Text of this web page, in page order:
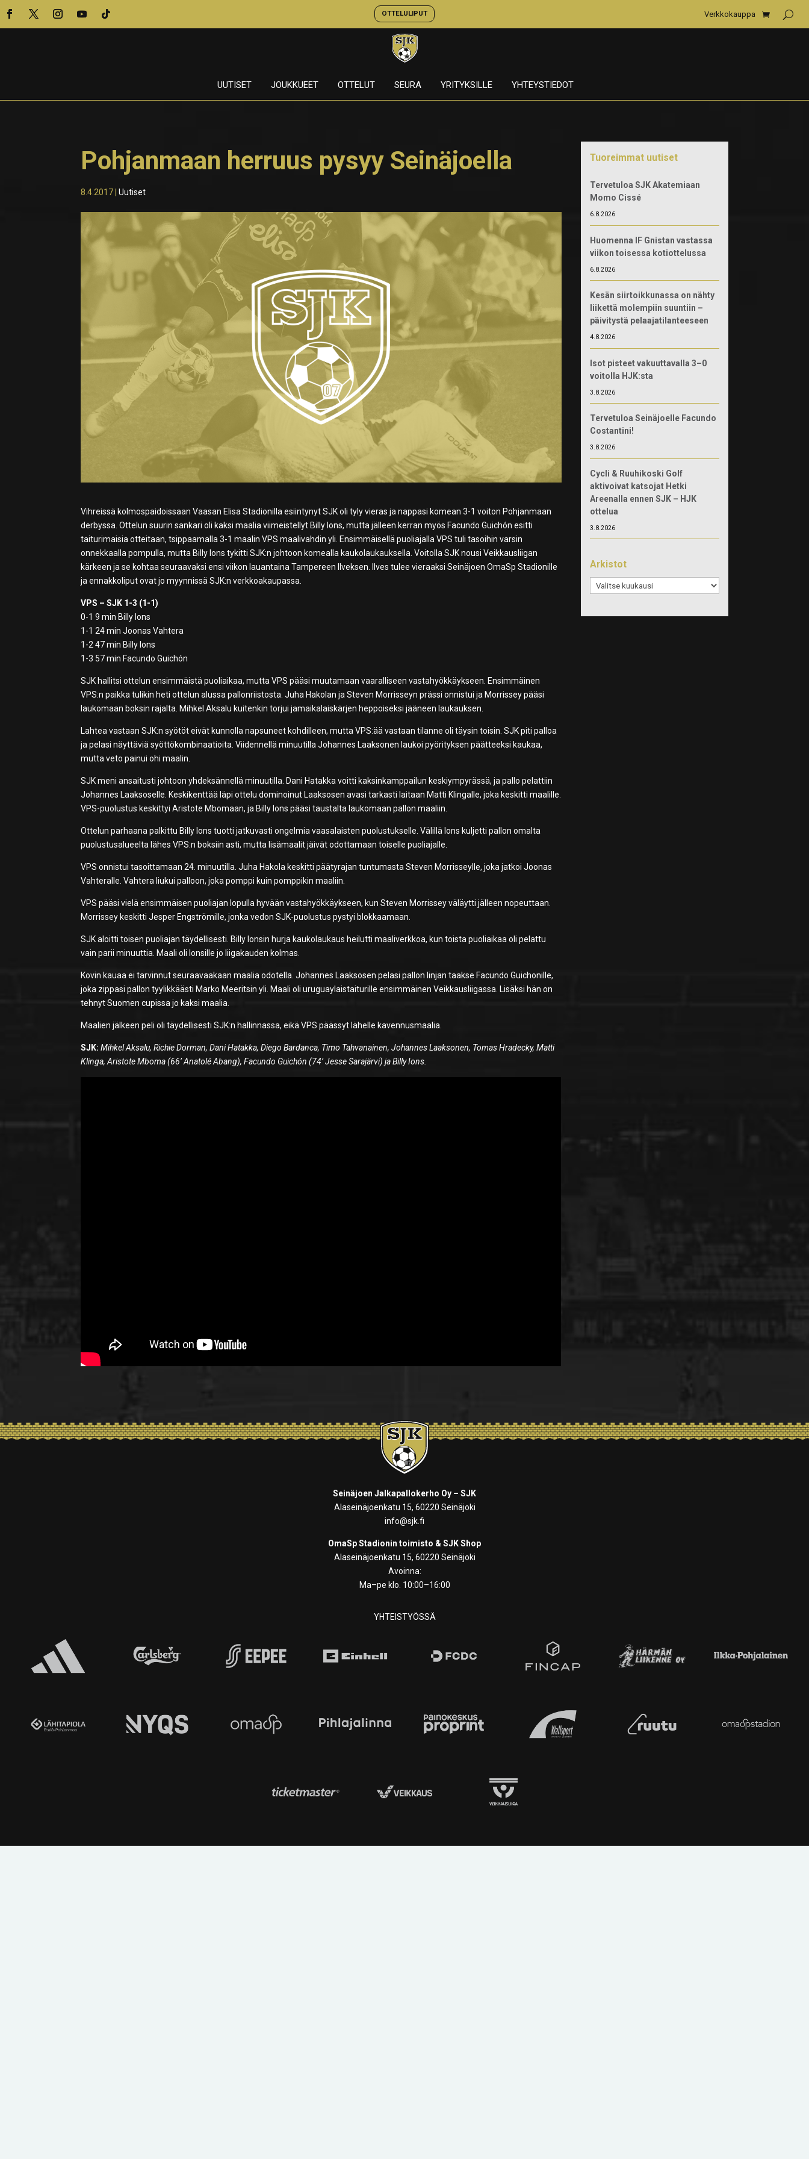
OTTELULIPUT Verkkokauppa
UUTISET JOUKKUEET OTTELUT SEURA YRITYKSILLE YHTEYSTIEDOT
Pohjanmaan herruus pysyy Seinäjoella
8.4.2017 |Uutiset
Vihreissä kolmospaidoissaan Vaasan Elisa Stadionilla esiintynyt SJK oli tyly vieras ja nappasi komean 3-1 voiton Pohjanmaan
derbyssa. Ottelun suurin sankari oli kaksi maalia viimeistellyt Billy Ions, mutta jälleen kerran myös Facundo Guichón esitti
taiturimaisia otteitaan, tsippaamalla 3-1 maalin VPS maalivahdin yli. Ensimmäisellä puoliajalla VPS tuli tasoihin varsin
onnekkaalla pompulla, mutta Billy Ions tykitti SJK:n johtoon komealla kaukolaukauksella. Voitolla SJK nousi Veikkausliigan
kärkeen ja se kohtaa seuraavaksi ensi viikon lauantaina Tampereen Ilveksen. Ilves tulee vieraaksi Seinäjoen OmaSp Stadionille
ja ennakkoliput ovat jo myynnissä SJK:n verkkoakaupassa.
VPS – SJK 1-3 (1-1)
0-1 9 min Billy Ions
1-1 24 min Joonas Vahtera
1-2 47 min Billy Ions
1-3 57 min Facundo Guichón
SJK hallitsi ottelun ensimmäistä puoliaikaa, mutta VPS pääsi muutamaan vaaralliseen vastahyökkäykseen. Ensimmäinen
VPS:n paikka tulikin heti ottelun alussa pallonriistosta. Juha Hakolan ja Steven Morrisseyn prässi onnistui ja Morrissey pääsi
laukomaan boksin rajalta. Mihkel Aksalu kuitenkin torjui jamaikalaiskärjen heppoiseksi jääneen laukauksen.
Lahtea vastaan SJK:n syötöt eivät kunnolla napsuneet kohdilleen, mutta VPS:ää vastaan tilanne oli täysin toisin. SJK piti palloa
ja pelasi näyttäviä syöttökombinaatioita. Viidennellä minuutilla Johannes Laaksonen laukoi pyörityksen päätteeksi kaukaa,
mutta veto painui ohi maalin.
SJK meni ansaitusti johtoon yhdeksännellä minuutilla. Dani Hatakka voitti kaksinkamppailun keskiympyrässä, ja pallo pelattiin
Johannes Laaksoselle. Keskikenttää läpi ottelu dominoinut Laaksosen avasi tarkasti laitaan Matti Klingalle, joka keskitti maalille.
VPS-puolustus keskittyi Aristote Mbomaan, ja Billy Ions pääsi taustalta laukomaan pallon maaliin.
Ottelun parhaana palkittu Billy Ions tuotti jatkuvasti ongelmia vaasalaisten puolustukselle. Välillä Ions kuljetti pallon omalta
puolustusalueelta lähes VPS:n boksiin asti, mutta lisämaalit jäivät odottamaan toiselle puoliajalle.
VPS onnistui tasoittamaan 24. minuutilla. Juha Hakola keskitti päätyrajan tuntumasta Steven Morrisseylle, joka jatkoi Joonas
Vahteralle. Vahtera liukui palloon, joka pomppi kuin pomppikin maaliin.
VPS pääsi vielä ensimmäisen puoliajan lopulla hyvään vastahyökkäykseen, kun Steven Morrissey väläytti jälleen nopeuttaan.
Morrissey keskitti Jesper Engströmille, jonka vedon SJK-puolustus pystyi blokkaamaan.
SJK aloitti toisen puoliajan täydellisesti. Billy Ionsin hurja kaukolaukaus heilutti maaliverkkoa, kun toista puoliaikaa oli pelattu
vain parii minuuttia. Maali oli Ionsille jo liigakauden kolmas.
Kovin kauaa ei tarvinnut seuraavaakaan maalia odotella. Johannes Laaksosen pelasi pallon linjan taakse Facundo Guichonille,
joka zippasi pallon tyylikkäästi Marko Meeritsin yli. Maali oli uruguaylaistaiturille ensimmäinen Veikkausliigassa. Lisäksi hän on
tehnyt Suomen cupissa jo kaksi maalia.
Maalien jälkeen peli oli täydellisesti SJK:n hallinnassa, eikä VPS päässyt lähelle kavennusmaalia.
SJK: Mihkel Aksalu, Richie Dorman, Dani Hatakka, Diego Bardanca, Timo Tahvanainen, Johannes Laaksonen, Tomas Hradecky, Matti
Klinga, Aristote Mboma (66’ Anatolé Abang), Facundo Guichón (74’ Jesse Sarajärvi) ja Billy Ions.
Tuoreimmat uutiset
Tervetuloa SJK Akatemiaan
Momo Cissé
6.8.2026
Huomenna IF Gnistan vastassa
viikon toisessa kotiottelussa
6.8.2026
Kesän siirtoikkunassa on nähty
liikettä molempiin suuntiin –
päivitystä pelaajatilanteeseen
4.8.2026
Isot pisteet vakuuttavalla 3–0
voitolla HJK:sta
3.8.2026
Tervetuloa Seinäjoelle Facundo
Costantini!
3.8.2026
Cycli & Ruuhikoski Golf
aktivoivat katsojat Hetki
Areenalla ennen SJK – HJK
ottelua
3.8.2026
Arkistot
Arkistot
Seinäjoen Jalkapallokerho Oy – SJK
Alaseinäjoenkatu 15, 60220 Seinäjoki
info@sjk.fi
OmaSp Stadionin toimisto & SJK Shop
Alaseinäjoenkatu 15, 60220 Seinäjoki
Avoinna:
Ma–pe klo. 10:00–16:00
YHTEISTYÖSSÄ